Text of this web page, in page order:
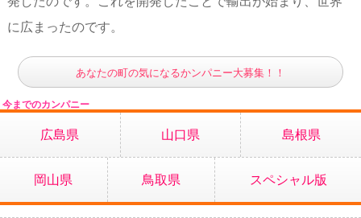
に広まったのです。
あなたの町の気になるかンパニー大募集！！
今までのカンパニー
広島県 山口県 島根県
岡山県 鳥取県 スペシャル版